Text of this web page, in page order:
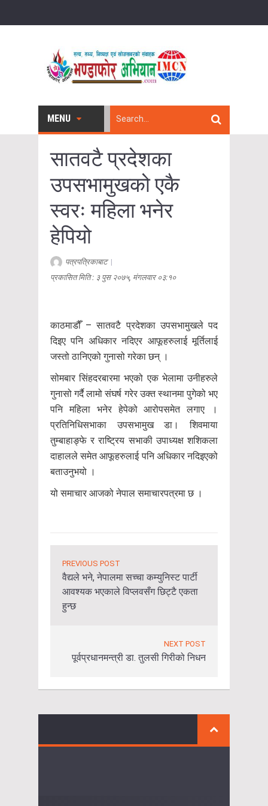
MENU
सातवटै प्रदेशका
उपसभामुखको एकै
स्वरः महिला भनेर
हेपियो
पत्रपत्रिकाबाट|
प्रकासित मिति : ३ पुस २०७५, मंगलवार ०३:१०
काठमाडौँ – सातवटै प्रदेशका उपसभामुखले पद
दिइए पनि अधिकार नदिएर आफूहरुलाई मूर्तिलाई
जस्तो ठानिएको गुनासो गरेका छन् ।
सोमबार सिंहदरबारमा भएको एक भेलामा उनीहरुले
गुनासो गर्दै लामो संघर्ष गरेर उक्त स्थानमा पुगेको भए
पनि महिला भनेर हेपेको आरोपसमेत लगाए ।
प्रतिनिधिसभाका उपसभामुख डा। शिवमाया
तुम्बाहाङ्फे र राष्ट्रिय सभाकी उपाध्यक्ष शशिकला
दाहालले समेत आफूहरुलाई पनि अधिकार नदिइएको
बताउनुभयो ।
यो समाचार आजको नेपाल समाचारपत्रमा छ ।
PREVIOUS POST
वैद्यले भने, नेपालमा सच्चा कम्युनिस्ट पार्टी
आवश्यक भएकाले विप्लवसँग छिट्टै एकता
हुन्छ
NEXT POST
पूर्वप्रधानमन्त्री डा‍‍. तुलसी गिरीको निधन